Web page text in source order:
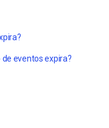
eventos expira?